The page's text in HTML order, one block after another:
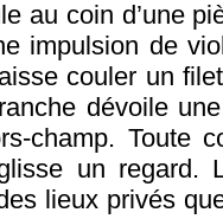
au coin d’une
impulsion de
couler un
dévoile
champ. Toute
un regard.
lieux privés